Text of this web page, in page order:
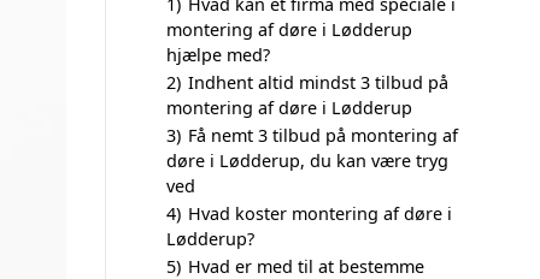
montering af døre i Lødderup
hjælpe med?
2) Indhent altid mindst 3 tilbud på
montering af døre i Lødderup
3) Få nemt 3 tilbud på montering af
døre i Lødderup, du kan være tryg
ved
4) Hvad koster montering af døre i
Lødderup?
5) Hvad er med til at bestemme